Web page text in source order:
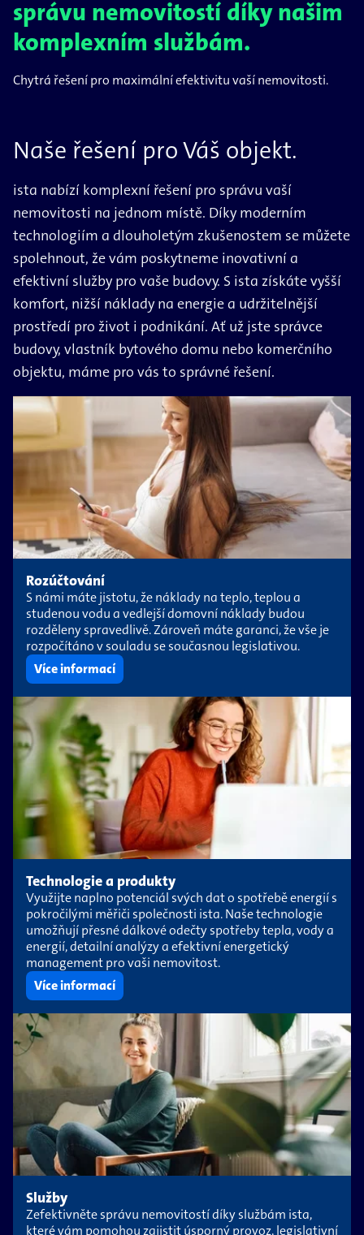
správu nemovitostí díky našim
komplexním službám.
Chytrá řešení pro maximální efektivitu vaší nemovitosti.
Naše řešení pro Váš objekt.
ista nabízí komplexní řešení pro správu vaší
nemovitosti na jednom místě. Díky moderním
technologiím a dlouholetým zkušenostem se můžete
spolehnout, že vám poskytneme inovativní a
efektivní služby pro vaše budovy. S ista získáte vyšší
komfort, nižší náklady na energie a udržitelnější
prostředí pro život i podnikání. Ať už jste správce
budovy, vlastník bytového domu nebo komerčního
objektu, máme pro vás to správné řešení.
Rozúčtování
S námi máte jistotu, že náklady na teplo, teplou a
studenou vodu a vedlejší domovní náklady budou
rozděleny spravedlivě. Zároveň máte garanci, že vše je
rozpočítáno v souladu se současnou legislativou.
Více informací
Technologie a produkty
Využijte naplno potenciál svých dat o spotřebě energií s
pokročilými měřiči společnosti ista. Naše technologie
umožňují přesné dálkové odečty spotřeby tepla, vody a
energií, detailní analýzy a efektivní energetický
management pro vaši nemovitost.
Více informací
Služby
Zefektivněte správu nemovitostí díky službám ista,
které vám pomohou zajistit úsporný provoz, legislativní